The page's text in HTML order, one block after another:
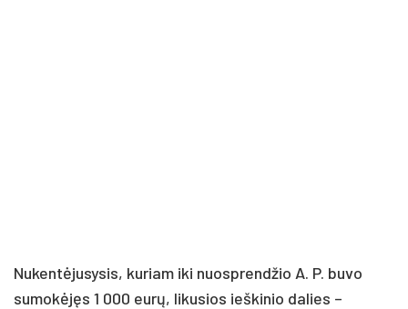
Nukentėjusysis, kuriam iki nuosprendžio A. P. buvo
sumokėjęs 1 000 eurų, likusios ieškinio dalies –